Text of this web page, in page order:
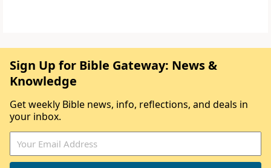
Sign Up for Bible Gateway: News &
Knowledge
Get weekly Bible news, info, reflections, and deals in
your inbox.